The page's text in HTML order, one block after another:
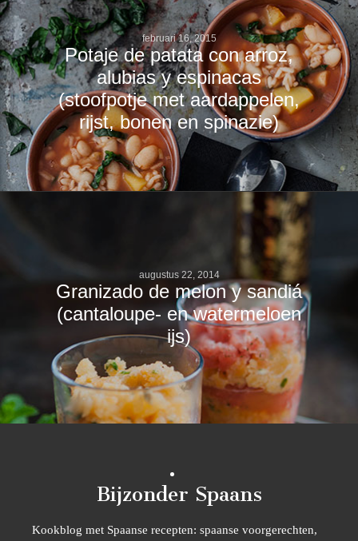
februari 16, 2015
Potaje de patata con arroz,
alubias y espinacas
(stoofpotje met aardappelen,
rijst, bonen en spinazie)
augustus 22, 2014
Granizado de melon y sandiá
(cantaloupe- en watermeloen
ijs)
Bijzonder Spaans
Kookblog met Spaanse recepten: spaanse voorgerechten,